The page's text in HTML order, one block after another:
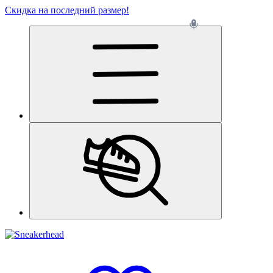
Скидка на последний размер!